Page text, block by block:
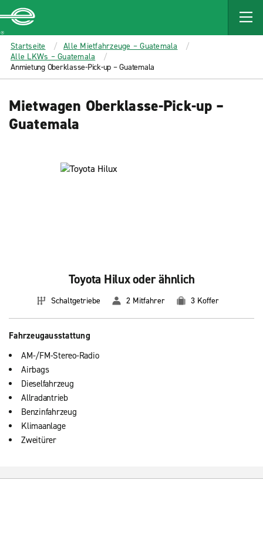
MAIN
CONTENT
Enterprise
Startseite
Alle Mietfahrzeuge – Guatemala
Alle LKWs – Guatemala
Anmietung Oberklasse-Pick-up – Guatemala
Mietwagen Oberklasse-Pick-up –
Guatemala
Toyota Hilux oder ähnlich
Schaltgetriebe 2 Mitfahrer 3 Koffer
Fahrzeugausstattung
AM-/FM-Stereo-Radio
Airbags
Dieselfahrzeug
Allradantrieb
Benzinfahrzeug
Klimaanlage
Zweitürer